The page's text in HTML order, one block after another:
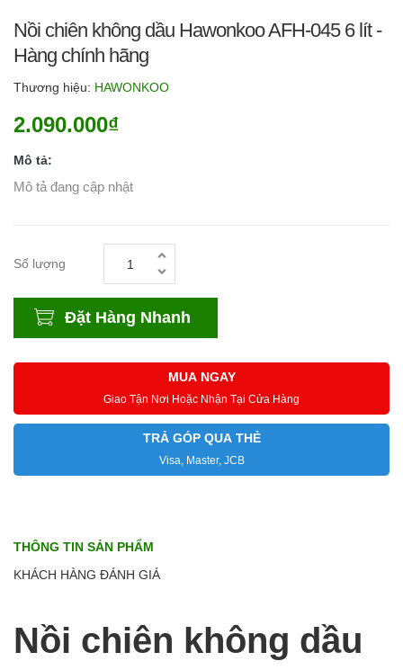
Nồi chiên không dầu Hawonkoo AFH-045 6 lít -
Hàng chính hãng
Thương hiệu: HAWONKOO
2.090.000₫
Mô tả:
Mô tả đang cập nhật
Số lượng
Đặt Hàng Nhanh
MUA NGAY
Giao Tận Nơi Hoặc Nhận Tại Cửa Hàng
TRẢ GÓP QUA THẺ
Visa, Master, JCB
THÔNG TIN SẢN PHẨM
KHÁCH HÀNG ĐÁNH GIÁ
Nồi chiên không dầu